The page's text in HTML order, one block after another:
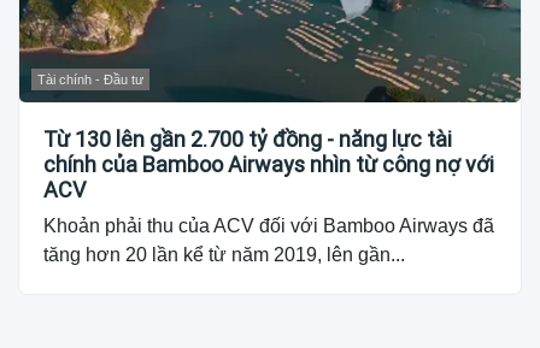
Tài chính - Đầu tư
Từ 130 lên gần 2.700 tỷ đồng - năng lực tài
chính của Bamboo Airways nhìn từ công nợ với
ACV
Khoản phải thu của ACV đối với Bamboo Airways đã
tăng hơn 20 lần kể từ năm 2019, lên gần...